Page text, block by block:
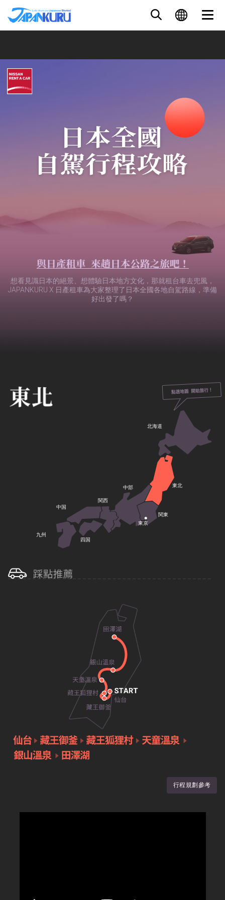
想看見識日本的絕景、想體驗日本地方文化，那就租台車去兜風，
JAPANKURU X 日產租車為大家整理了日本全國各地自駕路線，準備
好出發了嗎？
北海道
東北
関東
東京
中部
関西
中国
四国
九州
行程規劃參考